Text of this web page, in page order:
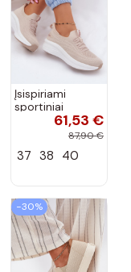
Įsispiriami
sportiniai
bateliai Kobbo
102425 smėlio
61,53 €
87,90 €
37 38 40
−30%